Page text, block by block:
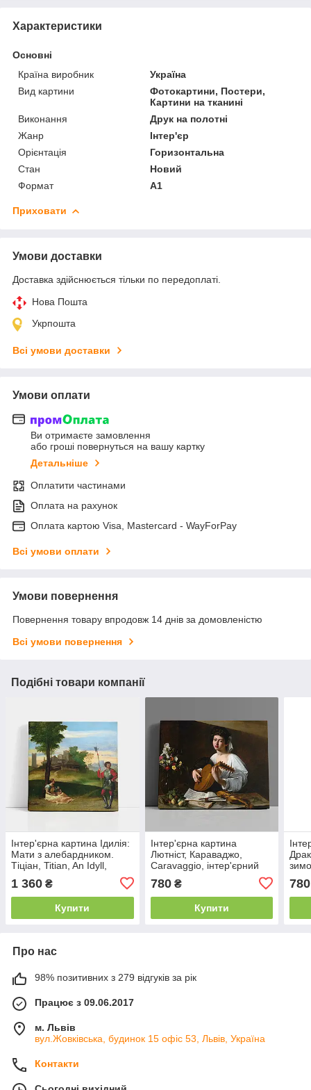
Характеристики
Основні
Країна виробник
Україна
Вид картини
Фотокартини, Постери,
Картини на тканині
Виконання
Друк на полотні
Жанр
Інтер'єр
Орієнтація
Горизонтальна
Стан
Новий
Формат
А1
Приховати
Умови доставки
Доставка здійснюється тільки по передоплаті.
Нова Пошта
Укрпошта
Всі умови доставки
Умови оплати
Ви отримаєте замовлення
або гроші повернуться на вашу картку
Детальніше
Оплатити частинами
Оплата на рахунок
Оплата картою Visa, Mastercard - WayForPay
Всі умови оплати
Умови повернення
Повернення товару впродовж 14 днів за домовленістю
Всі умови повернення
Подібні товари компанії
Інтер'єрна картина Ідилія:
Мати з алебардником.
Тіціан, Titian, An Idyll,
1 360 ₴
Купити
Інтер'єрна картина
Лютніст, Караваджо,
Caravaggio, інтер'єрний
780₴
Купити
см
780
Про нас
98% позитивних з 279 відгуків за рік
Працює з 09.06.2017
м. Львів
вул.Жовківська, будинок 15 офіс 53, Львів, Україна
Контакти